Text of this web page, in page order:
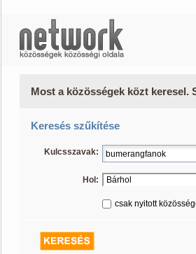
Most a közösségek közt
Keresés szűkítése
Kulcsszavak:
Hol:
csak nyitott